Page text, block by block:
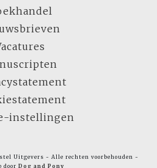
instellingen
Uitgevers - Alle rechten voorbehouden -
door Dog and Pony